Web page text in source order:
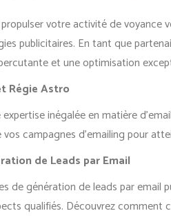
votre activité de voyance
publicitaires. En tant que
et une optimisation
Régie Astro
inégalée en matière
vos campagnes d’emailing pour
de Leads par Email
de génération de leads par
qualifiés. Découvrez comment